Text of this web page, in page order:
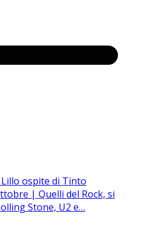
ospite di Tinto
| Quelli del Rock, si
Stone, U2 e…